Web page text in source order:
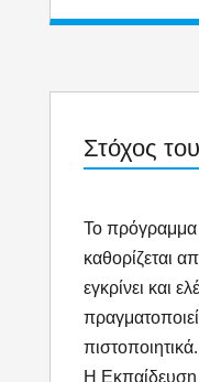
Στόχος
Το
καθορίζεται
εγκρίνει και
πραγματοποιεί
πιστοποιητικά.
Η Εκπαίδευση